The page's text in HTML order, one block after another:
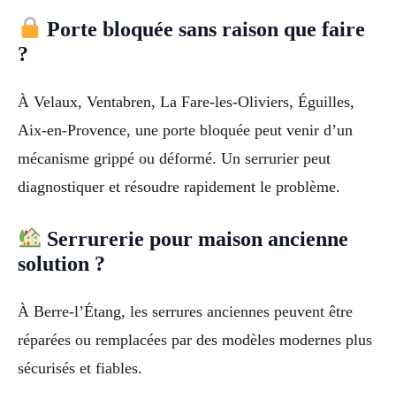
Porte bloquée sans raison que faire
?
À Velaux, Ventabren, La Fare-les-Oliviers, Éguilles,
Aix-en-Provence, une porte bloquée peut venir d’un
mécanisme grippé ou déformé. Un serrurier peut
diagnostiquer et résoudre rapidement le problème.
Serrurerie pour maison ancienne
solution ?
À Berre-l’Étang, les serrures anciennes peuvent être
réparées ou remplacées par des modèles modernes plus
sécurisés et fiables.